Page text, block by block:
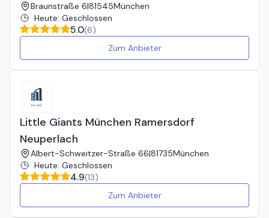
Braunstraße 6|81545München
Heute: Geschlossen
5.0(6)
Zum Anbieter
Little Giants München Ramersdorf
Neuperlach
Albert-Schweitzer-Straße 66|81735München
Heute: Geschlossen
4.9(13)
Zum Anbieter